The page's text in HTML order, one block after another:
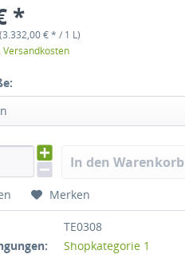
*
€ * / 1 L)
Versandkosten
In den Warenkorb
Merken
TE0308
Shopkategorie 1